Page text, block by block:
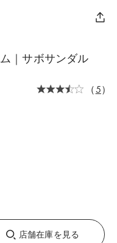
｜サボサンダル
（5）
店舗在庫を見る